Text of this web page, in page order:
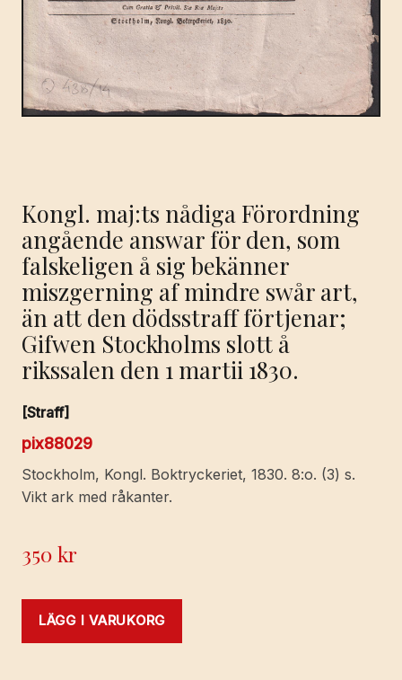
Kongl. maj:ts nådiga Förordning
angående answar för den, som
falskeligen å sig bekänner
miszgerning af mindre swår art,
än att den dödsstraff förtjenar;
Gifwen Stockholms slott å
rikssalen den 1 martii 1830.
[Straff]
pix88029
Stockholm, Kongl. Boktryckeriet, 1830. 8:o. (3) s.
Vikt ark med råkanter.
350kr
LÄGG I VARUKORG